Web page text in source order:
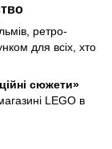
ретро-
для всіх, хто
сюжети»
LEGO в